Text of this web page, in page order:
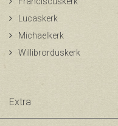
Lucaskerk
Michaelkerk
Willibrorduskerk
Extra